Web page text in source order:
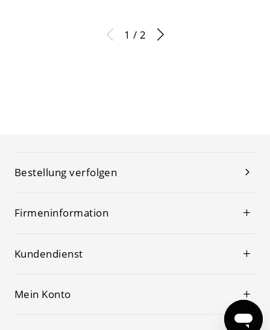
1 / 2
Bestellung verfolgen
Firmeninformation
Kundendienst
Mein Konto